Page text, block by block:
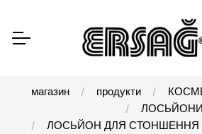
магазин продукти
ЛОСЬЙОНИ
ЛОСЬЙОН ДЛЯ СТОНШЕННЯ